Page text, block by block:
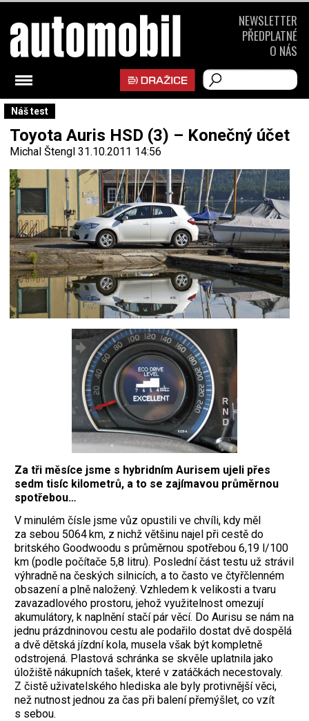
Náš test
Toyota Auris HSD (3) – Konečný účet
Michal Štengl 31.10.2011 14:56
Za tři měsíce jsme s hybridním Aurisem ujeli přes
sedm tisíc kilometrů, a to se zajímavou průměrnou
spotřebou…
V minulém čísle jsme vůz opustili ve chvíli, kdy měl
za sebou 5064 km, z nichž většinu najel při cestě do
britského Goodwoodu s průměrnou spotřebou 6,19 l/100
km (podle počítače 5,8 litru). Poslední část testu už strávil
výhradně na českých silnicích, a to často ve čtyřčlenném
obsazení a plně na­ložený. Vzhledem k velikosti a tvaru
zava­zadlového prostoru, jehož využitelnost omezují
akumulátory, k naplnění stačí pár věcí. Do Aurisu se nám na
jednu prázdninovou cestu ale podařilo dostat dvě dospělá
a dvě dětská jízdní kola, musela však být kompletně
odstrojená. Plastová schránka se skvěle uplatnila jako
úložiště nákupních tašek, které v zatáčkách necestovaly.
Z čistě uživatelského hlediska ale byly protivnější věci,
než nutnost jednou za čas při balení přemýšlet, co vzít
s sebou.
NEWSLETTER
PŘEDPLATNÉ
O NÁS